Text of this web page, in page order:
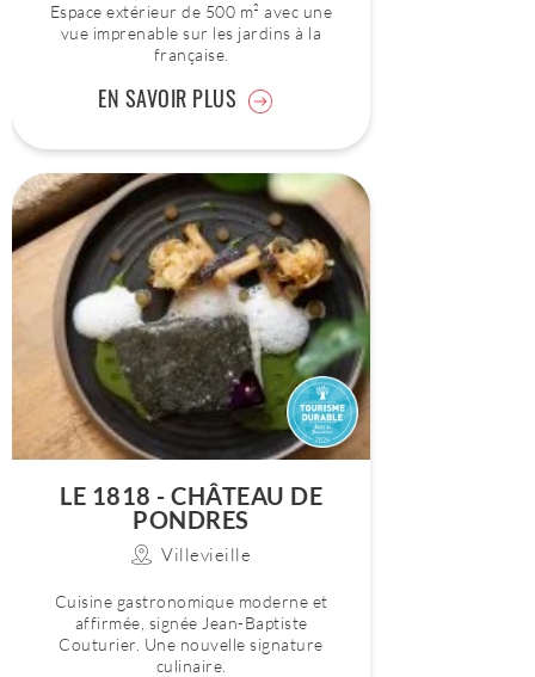
Espace extérieur de 500 m² avec une
vue imprenable sur les jardins à la
française.
EN SAVOIR PLUS
LE 1818 - CHÂTEAU DE
PONDRES
Villevieille
Cuisine gastronomique moderne et
affirmée, signée Jean-Baptiste
Couturier. Une nouvelle signature
culinaire.